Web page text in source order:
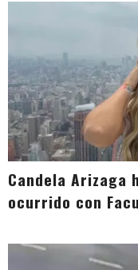
Candela Arizaga
ocurrido con